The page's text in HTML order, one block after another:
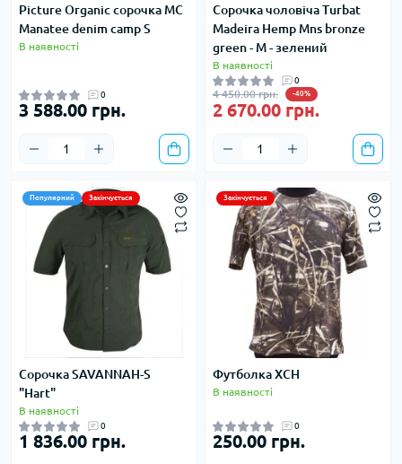
Picture Organic сорочка MC
Manatee denim camp S
В наявності
0
3 588.00 грн.
Сорочка чоловіча Turbat
Madeira Hemp Mns bronze
green - M - зелений
В наявності
0
4 450.00 грн. -40%
2 670.00 грн.
Популярний Закінчується
Сорочка SAVANNAH-S
"Hart"
В наявності
0
1 836.00 грн.
Закінчується
Футболка ХСН
В наявності
0
250.00 грн.